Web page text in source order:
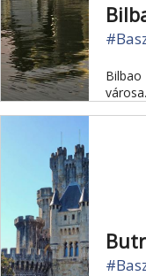
Bilbao
városa.